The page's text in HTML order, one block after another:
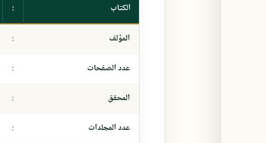
الكتاب :
المؤلف :
عدد الصفحات :
المحقق :
عدد المجلدات :